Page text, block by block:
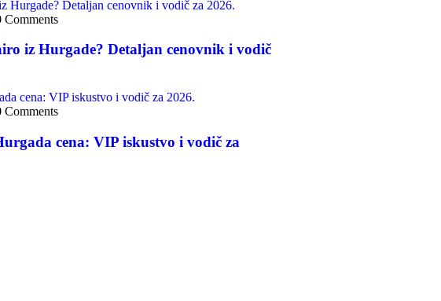
Comments
iz Hurgade? Detaljan cenovnik i vodič
Comments
cena: VIP iskustvo i vodič za